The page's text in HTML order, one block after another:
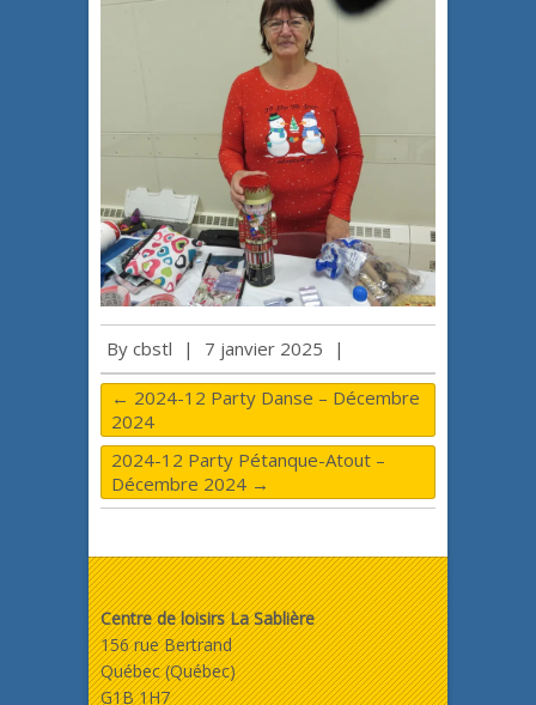
By cbstl | 7 janvier 2025 |
← 2024-12 Party Danse – Décembre
2024
2024-12 Party Pétanque-Atout –
Décembre 2024 →
Centre de loisirs La Sablière
156 rue Bertrand
Québec (Québec)
G1B 1H7